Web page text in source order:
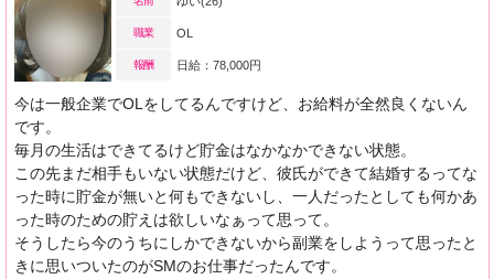
職業 OL
報酬 日給：78,000円
今は一般企業でOLをしてるんですけど、お給料が全然良くないん
です。
毎月の生活はできてるけど貯金はなかなかできない状態。
この先まだ相手もいない状態だけど、彼氏ができて結婚するってな
った時に貯金が無いと何もできないし、一人だったとしても何かあ
った時のための貯えは欲しいなぁって思って。
そうしたら今のうちにしかできないから副業をしようって思ったと
きに思いついたのがSMのお仕事だったんです。